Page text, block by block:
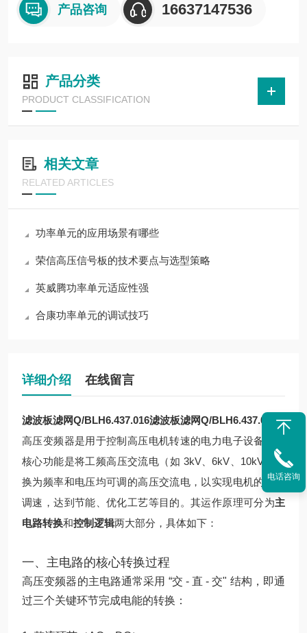
产品咨询 16637147536
产品分类
PRODUCT CLASSIFICATION
相关文章
RELATED ARTICLES
功率单元的应用场景有哪些
荣信高压信号板的技术要点与选型策略
英威腾功率单元适应性强
合康功率单元的调试技巧
详细介绍 在线留言
滤波板滤网Q/BLH6.437.016滤波板滤网Q/BLH6.437.016
高压变频器是用于控制高压电机转速的电力电子设备，其
核心功能是将工频高压交流电（如 3kV、6kV、10kV）转
换为频率和电压均可调的高压交流电，以实现电机的无级
调速，达到节能、优化工艺等目的。其运作原理可分为主
电路转换和控制逻辑两大部分，具体如下：
一、主电路的核心转换过程
高压变频器的主电路通常采用 “交 - 直 - 交" 结构，即通
过三个关键环节完成电能的转换：
电话咨询